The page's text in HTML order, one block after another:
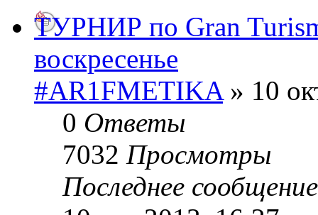
ТУРНИР по Gran
воскресенье
#AR1FMETIKA» 10
0 Ответы
7032 Просмотры
Последнее